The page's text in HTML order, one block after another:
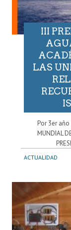
III
LAS
Por 3er
MUNDIAL
ACTUALIDAD